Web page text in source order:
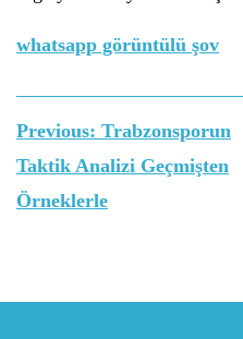
whatsapp görüntülü şov
Yazı
gezinmesi
Previous: Trabzonsporun
Taktik Analizi Geçmişten
Örneklerle